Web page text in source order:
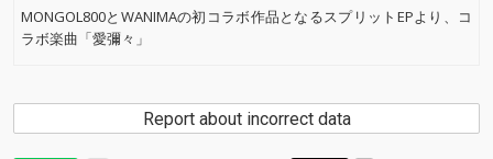
MONGOL800とWANIMAの初コラボ作品となるスプリットEPより、コ
ラボ楽曲「愛彌々」
Report about incorrect data